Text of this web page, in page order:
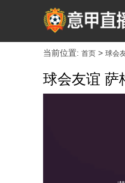
当前位置: 首页 > 球会
球会友谊 萨